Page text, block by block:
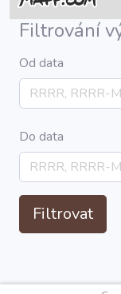
Filtrování
Od data
Do data
Filtrovat